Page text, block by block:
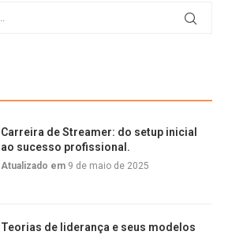
Carreira de Streamer: do setup inicial
ao sucesso profissional.
Atualizado em 9 de maio de 2025
Teorias de liderança e seus modelos